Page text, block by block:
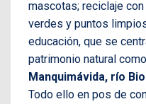
mascotas; reciclaje
verdes y puntos
educación, que se
patrimonio natural
Manquimávida, río
Todo ello en pos de